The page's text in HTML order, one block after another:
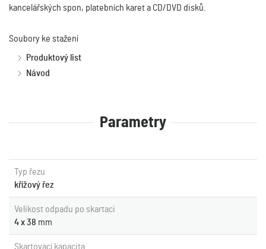
kancelářských spon, platebních karet a CD/DVD disků.
Soubory ke stažení
Produktový list
Návod
Parametry
Typ řezu
křížový řez
Velikost odpadu po skartaci
4 x 38 mm
Skartovací kapacita